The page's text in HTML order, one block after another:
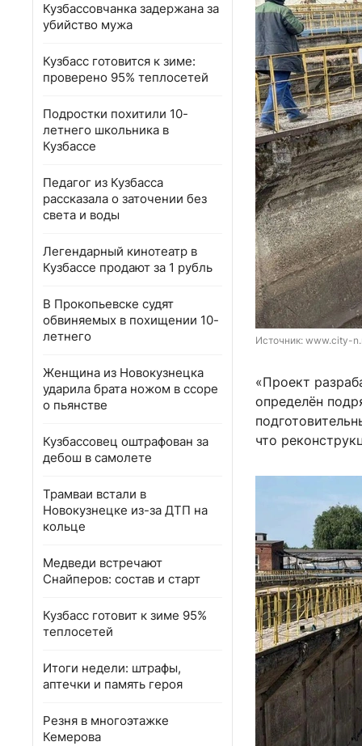
Кузбассовчанка задержана за
убийство мужа
Кузбасс готовится к зиме:
проверено 95% теплосетей
Подростки похитили 10-
летнего школьника в
Кузбассе
Педагог из Кузбасса
рассказала о заточении без
света и воды
Легендарный кинотеатр в
Кузбассе продают за 1 рубль
В Прокопьевске судят
обвиняемых в похищении 10-
летнего
Женщина из Новокузнецка
ударила брата ножом в ссоре
о пьянстве
Кузбассовец оштрафован за
дебош в самолете
Трамваи встали в
Новокузнецке из-за ДТП на
кольце
Медведи встречают
Снайперов: состав и старт
Кузбасс готовит к зиме 95%
теплосетей
Итоги недели: штрафы,
аптечки и память героя
Резня в многоэтажке
Кемерова
Источник: www.city-
«Проект
определён
что